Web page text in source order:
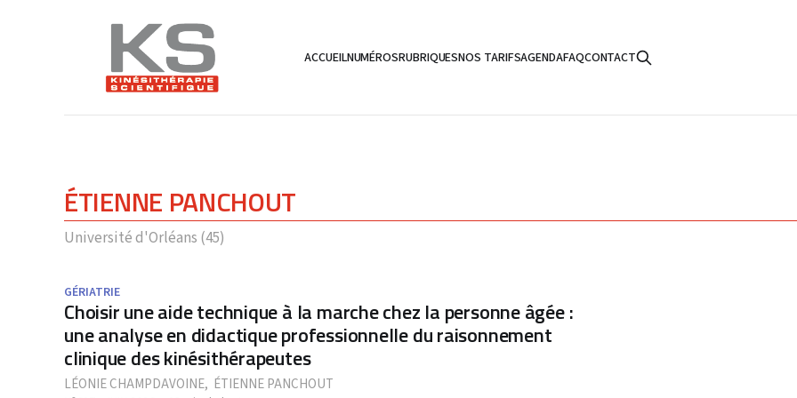
ACCUEILNUMÉROSRUBRIQUESNOS TARIFSAGENDAFAQCONTACT
ÉTIENNE PANCHOUT
Université d'Orléans (45)
GÉRIATRIE
Choisir une aide technique à la marche chez la personne âgée :
une analyse en didactique professionnelle du raisonnement
clinique des kinésithérapeutes
LÉONIE CHAMPDAVOINE, ÉTIENNE PANCHOUT